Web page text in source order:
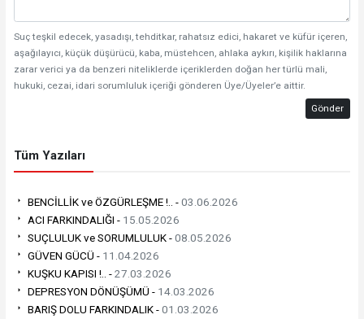
Suç teşkil edecek, yasadışı, tehditkar, rahatsız edici, hakaret ve küfür içeren,
aşağılayıcı, küçük düşürücü, kaba, müstehcen, ahlaka aykırı, kişilik haklarına
zarar verici ya da benzeri niteliklerde içeriklerden doğan her türlü mali,
hukuki, cezai, idari sorumluluk içeriği gönderen Üye/Üyeler’e aittir.
Gönder
Tüm Yazıları
BENCİLLİK ve ÖZGÜRLEŞME !.. -03.06.2026
ACI FARKINDALIĞI - 15.05.2026
SUÇLULUK ve SORUMLULUK -08.05.2026
GÜVEN GÜCÜ - 11.04.2026
KUŞKU KAPISI !.. -27.03.2026
DEPRESYON DÖNÜŞÜMÜ - 14.03.2026
BARIŞ DOLU FARKINDALIK -01.03.2026